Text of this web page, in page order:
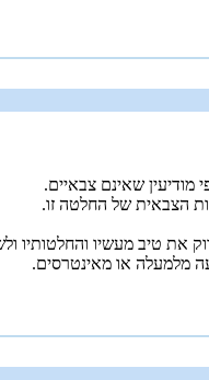
שאינם צבאיים.
הצבאית של החלטה זו.
את טיב מעשיו
מלמעלה או מאינטרסים.